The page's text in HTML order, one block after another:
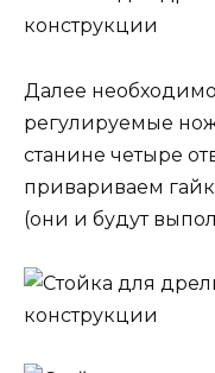
Далее
регулируемые
станине четыре
привариваем
(они и будут